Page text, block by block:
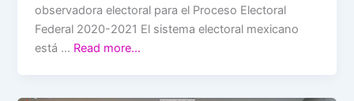
observadora electoral para el Proceso Electoral
Federal 2020-2021 El sistema electoral mexicano
está … Read more…